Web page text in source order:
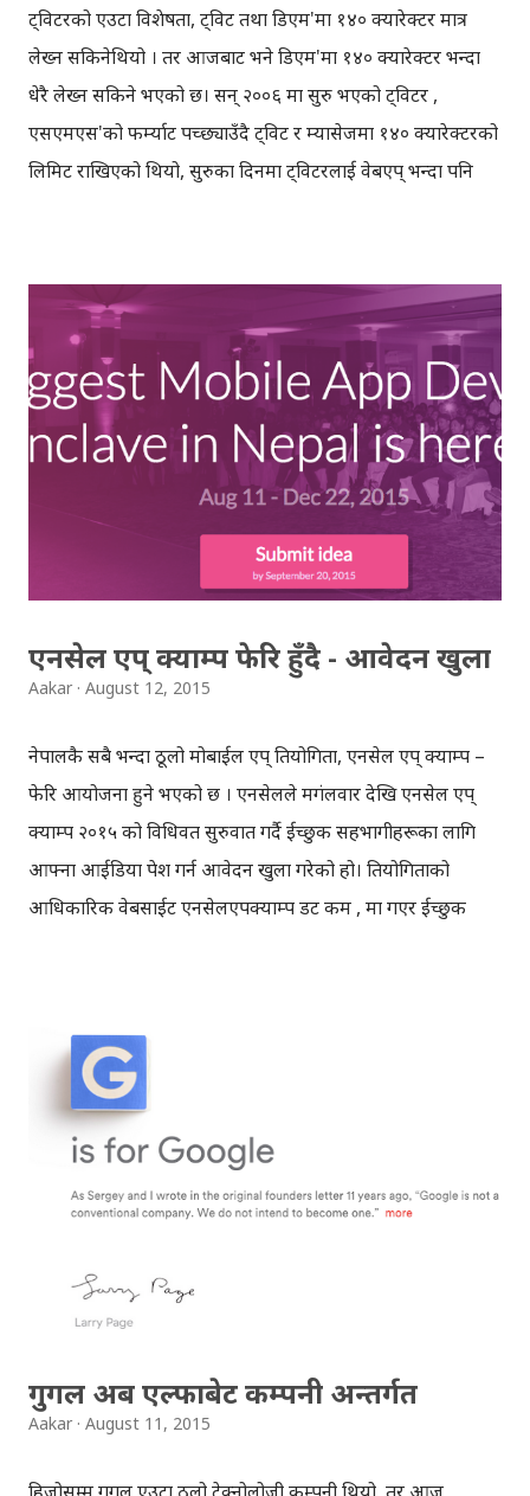
ट्विटरको एउटा विशेषता, ट्विट तथा डिएम'मा १४० क्यारेक्टर मात्र
लेख्न सकिनेथियो । तर आजबाट भने डिएम'मा १४० क्यारेक्टर भन्दा
धेरै लेख्न सकिने भएको छ। सन् २००६ मा सुरु भएको ट्विटर ,
एसएमएस'को फर्म्याट पच्छ्याउँदै ट्विट र म्यासेजमा १४० क्यारेक्टरको
लिमिट राखिएको थियो, सुरुका दिनमा ट्विटरलाई वेबएप् भन्दा पनि
फलो गरेिएका सबै साथीका अपडेटहरु/ट्विटहरु एकै ठाउँमा पढ्न
मिल्थ्यो । समयसँगै ट्विटर वेबएप्‌को रुपमा विस्तार भयो, तर १४० को
क्यारेक्टर लिमिट भने यथावत नै राखियो । ( पढ्नुस् ट्विटरको ईतिहास
- ह्याचिङ ट्विटर ) मेसेजिङ/च्याट एप्‌मा आएको बाढीसँगै, ट्विटरलाई
नयाँ प्रयोगकर्ता ल्याउन र टिकाइराख्न ठूलो चुनौती थपिएकोछ ।
ट्विटरको १४० क्यारेक्टर लिमिट विशेषता भएपनि, डिएम'मा धेरै कुरा
भन्न नपाउनु, दोहोरो सम्वाद/च्याट फररररर गर्न नपाउनु आदि समस्या
रहेको थियो । म र साथीहरु ट्विटरमै छौँ भनेपनि केही लामो म्यासेज
पठाउनुपर्यो वा च्याट गर्नुपर्यो भने, अरु एप् चलाउनुपर...
एनसेल एप् क्याम्प फेरि हुँदै - आवेदन खुला
Aakar August 12, 2015
नेपालकै सबै भन्दा ठूलो मोबाईल एप् प्रतियोगिता, एनसेल एप् क्याम्प –
फेरि आयोजना हुने भएको छ । एनसेलले मगंलवार देखि एनसेल एप्
क्याम्प २०१५ को विधिवत सुरुवात गर्दै ईच्छुक सहभागीहरूका लागि
आफ्ना आईडिया पेश गर्न आवेदन खुला गरेको हो। प्रतियोगिताको
आधिकारिक वेबसाईट एनसेलएपक्याम्प डट कम , मा गएर ईच्छुक
२०१४ मा जस्तै, एनसेल एप् क्याम्प २०१५ पनि चरणगत रूपमा
सञ्चालन हुनेछ । पहिलो चरणमा, आवेदन परेका सम्पूर्ण प्रतियोगिहरू
मध्ये उत्कृष्ट १५० वटा आईडियालाई क्षमता अभिवृद्धि तालिममा
सहभागि गराईनेछ । दोस्रो चरणमा, हरेक विधाबाट ६ वटा उत्कृष्ट एप् -
अर्थात् कुल २४ टिमलाई - अन्तिम चरणका लागि छनौट गरिनेछ । सोही
गरिनेछ । हरेक विधाका विजेताले रु.२ लाख ५० हजारको नगद पुरस्कार
जित्नेछन् भने मुख्य विजेताले थप रु. ५ लाख जित्नुको साथै विदेशमा हुने
गुगल अब एल्फाबेट कम्पनी अन्तर्गत
Aakar August 11, 2015